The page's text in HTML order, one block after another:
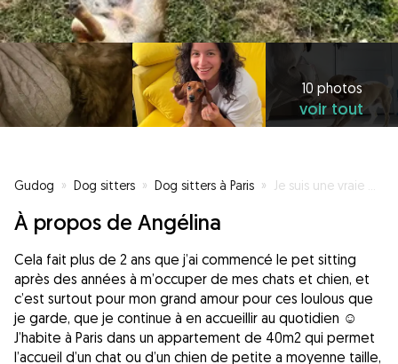
10 photos
voir tout
Gudog » Dog sitters » Dog sitters à Paris » Je suis une vraie maman avec les animaux!
À propos de Angélina
Cela fait plus de 2 ans que j’ai commencé le pet sitting
après des années à m’occuper de mes chats et chien, et
c’est surtout pour mon grand amour pour ces loulous que
je garde, que je continue à en accueillir au quotidien ☺️
J’habite à Paris dans un appartement de 40m2 qui permet
l’accueil d’un chat ou d’un chien de petite a moyenne taille,